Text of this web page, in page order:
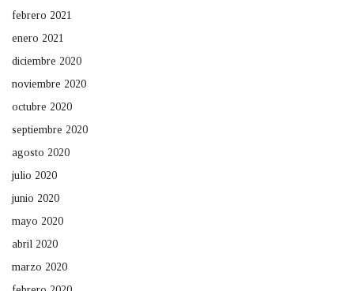
febrero 2021
enero 2021
diciembre 2020
noviembre 2020
octubre 2020
septiembre 2020
agosto 2020
julio 2020
junio 2020
mayo 2020
abril 2020
marzo 2020